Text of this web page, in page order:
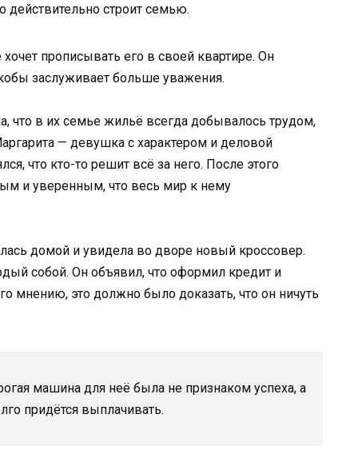
действительно строит семью.
прописывать его в своей квартире. Он
заслуживает больше уважения.
что в их семье жильё всегда добывалось трудом,
— девушка с характером и деловой
что кто-то решит всё за него. После этого
и уверенным, что весь мир к нему
домой и увидела во дворе новый кроссовер.
собой. Он объявил, что оформил кредит и
мнению, это должно было доказать, что он ничуть
машина для неё была не признаком успеха, а
придётся выплачивать.